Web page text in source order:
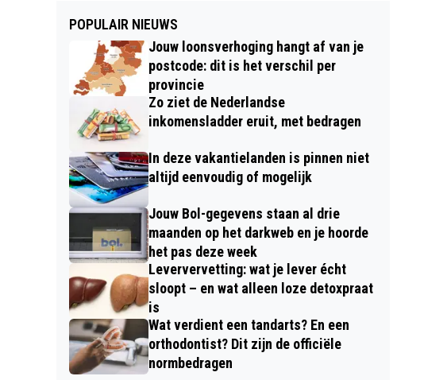
POPULAIR NIEUWS
Jouw loonsverhoging hangt af van je
postcode: dit is het verschil per
provincie
Zo ziet de Nederlandse
inkomensladder eruit, met bedragen
In deze vakantielanden is pinnen niet
altijd eenvoudig of mogelijk
Jouw Bol-gegevens staan al drie
maanden op het darkweb en je hoorde
het pas deze week
Leververvetting: wat je lever écht
sloopt – en wat alleen loze detoxpraat
is
Wat verdient een tandarts? En een
orthodontist? Dit zijn de officiële
normbedragen